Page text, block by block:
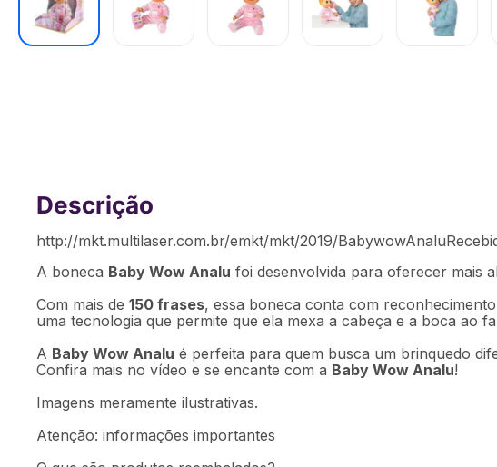
[Reembalado]
http://mkt.multilaser.com.br/emkt/mkt/2019/
A boneca Baby Wow Analu foi desenvolvida para oferecer mais
Com mais de 150 frases, essa boneca conta com
uma tecnologia que permite que ela mexa a cabeça e a boca ao
A Baby Wow Analu é perfeita para quem busca um brinquedo
Confira mais no vídeo e se encante com a Baby Wow Analu!
Imagens meramente ilustrativas.
Atenção: informações importantes